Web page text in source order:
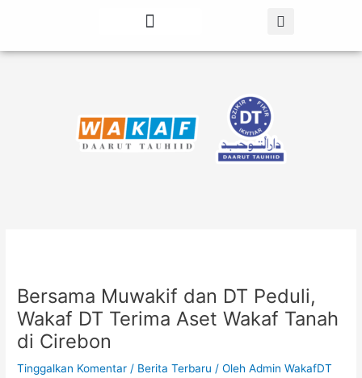
Bersama Muwakif dan DT Peduli,
Wakaf DT Terima Aset Wakaf Tanah
di Cirebon
Tinggalkan Komentar / Berita Terbaru / OlehAdmin WakafDT